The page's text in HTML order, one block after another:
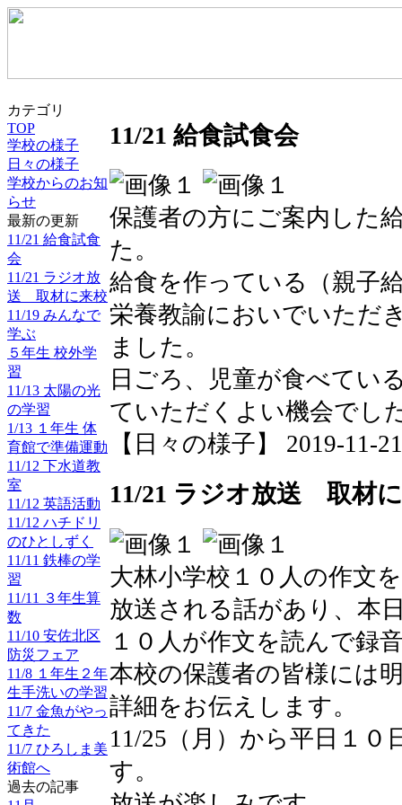
カテゴリ
TOP
学校の様子
日々の様子
学校からのお知
らせ
最新の更新
11/21 給食試食
会
11/21 ラジオ放
送 取材に来校
11/19 みんなで
学ぶ
５年生 校外学
習
11/13 太陽の光
の学習
1/13 １年生 体
育館で準備運動
11/12 下水道教
室
11/12 英語活動
11/12 ハチドリ
のひとしずく
11/11 鉄棒の学
習
11/11 ３年生算
数
11/10 安佐北区
防災フェア
11/8 １年生２年
生手洗いの学習
11/7 金魚がやっ
てきた
11/7 ひろしま美
術館へ
過去の記事
11/21 給食試食会
保護者の方にご案内した
た。
給食を作っている（親子
栄養教諭においでいただ
ました。
日ごろ、児童が食べてい
ていただくよい機会でし
【日々の様子】 2019-11-
11/21 ラジオ放送 取材
大林小学校１０人の作文
放送される話があり、本
１０人が作文を読んで録
本校の保護者の皆様には
詳細をお伝えします。
11/25（月）から平日１
す。